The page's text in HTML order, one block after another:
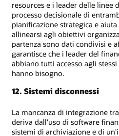
resources e i leader delle linee
processo decisionale di
pianificazione strategica e
allinearsi agli obiettivi
partenza sono dati condivisi e
garantisce che i leader del
abbiano tutti accesso agli
hanno bisogno.
12. Sistemi disconnessi
La mancanza di integrazione
deriva dall'uso di software
sistemi di archiviazione e di